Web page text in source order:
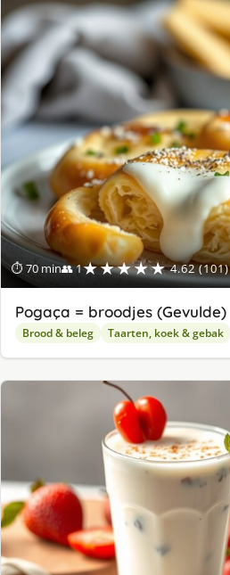
⏱ 70 min👥 1★★★★★ 4.62 (101)
Pogaça = broodjes (Gevulde)
Brood & beleg Taarten, koek & gebak